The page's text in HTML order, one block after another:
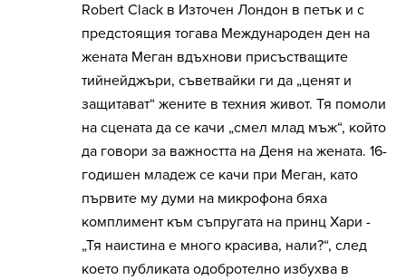
Robert Clack в Източен Лондон в петък и с
предстоящия тогава Международен ден на
жената Меган вдъхнови присъстващите
тийнейджъри, съветвайки ги да „ценят и
защитават“ жените в техния живот. Тя помоли
на сцената да се качи „смел млад мъж“, който
да говори за важността на Деня на жената. 16-
годишен младеж се качи при Меган, като
първите му думи на микрофона бяха
комплимент към съпругата на принц Хари -
„Тя наистина е много красива, нали?“, след
което публиката одобротелно избухва в